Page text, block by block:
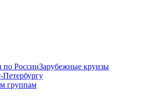
по РоссииЗарубежные круизы
группам